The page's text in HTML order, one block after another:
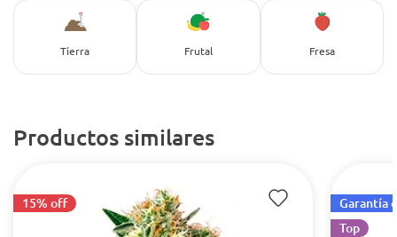
Tierra Frutal Fresa
Productos similares
15% off
Garantía
Top